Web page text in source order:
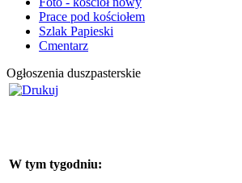
Prace pod kościołem
Szlak Papieski
Cmentarz
Ogłoszenia duszpasterskie
W tym tygodniu: